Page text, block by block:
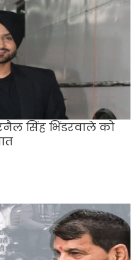
सिंह भिंडरवाले को